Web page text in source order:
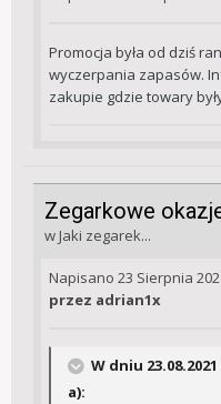
Promocja była od dziś
wyczerpania zapasów.
zakupie gdzie towary
Zegarkowe
w Jaki zegarek...
Napisano 23 Sierpnia
przez adrian1x
W dniu 23.08.2021
a):